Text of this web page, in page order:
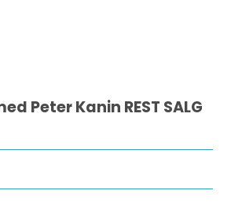
Peter Kanin REST SALG